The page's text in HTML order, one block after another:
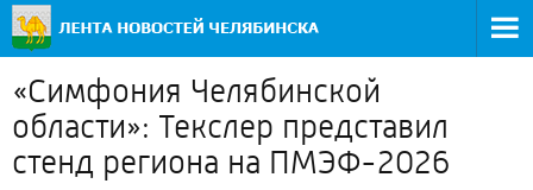
«Симфония Челябинской
области»: Текслер представил
стенд региона на ПМЭФ-2026